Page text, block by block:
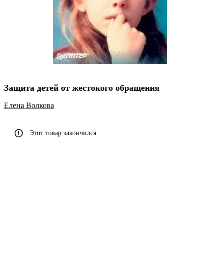
Защита детей от жестокого обращения
Елена Волкова
Этот товар закончился